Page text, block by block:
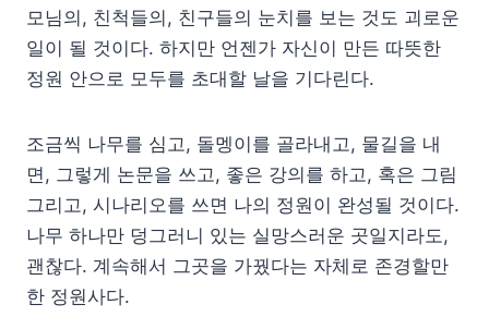
모님의, 친척들의, 친구들의 눈치를 보는 것도 괴로운
일이 될 것이다. 하지만 언젠가 자신이 만든 따뜻한
정원 안으로 모두를 초대할 날을 기다린다.
조금씩 나무를 심고, 돌멩이를 골라내고, 물길을 내
면, 그렇게 논문을 쓰고, 좋은 강의를 하고, 혹은 그림
그리고, 시나리오를 쓰면 나의 정원이 완성될 것이다.
나무 하나만 덩그러니 있는 실망스러운 곳일지라도,
괜찮다. 계속해서 그곳을 가꿨다는 자체로 존경할만
한 정원사다.